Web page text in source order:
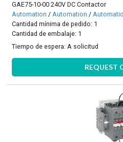
GAE75-10-00 240V DC Contactor
Automation /Automation /
Cantidad mínima de pedido: 1
Cantidad de embalaje: 1
Tiempo de espera:A solicitud
REQUEST